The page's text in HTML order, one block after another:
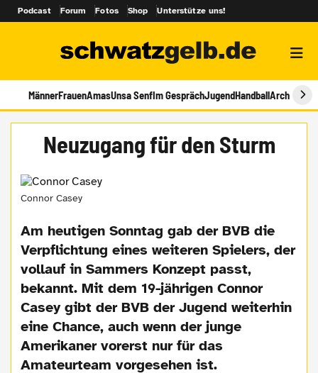
Podcast Forum Fotos Shop Unterstütze uns!
MännerFrauenAmasUnsa SenfIm GesprächJugendHandballArchiv
Neuzugang für den Sturm
Connor Casey
Am heutigen Sonntag gab der BVB die
Verpflichtung eines weiteren Spielers, der
vollauf in Sammers Konzept passt,
bekannt. Mit dem 19-jährigen Connor
Casey gibt der BVB der Jugend weiterhin
eine Chance, auch wenn der junge
Amerikaner vorerst nur für das
Amateurteam vorgesehen ist.